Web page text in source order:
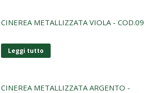
CINEREA METALLIZZATA VIOLA - COD.09
Leggi tutto
CINEREA METALLIZZATA ARGENTO -